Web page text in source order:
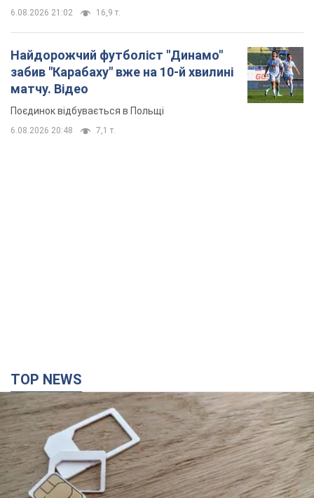
6.08.2026 21:02 16,9 т.
Найдорожчий футболіст "Динамо"
забив "Карабаху" вже на 10-й хвилині
матчу. Відео
Поєдинок відбувається в Польщі
6.08.2026 20:48 7,1 т.
TOP NEWS